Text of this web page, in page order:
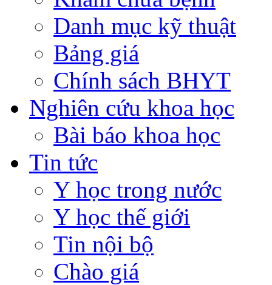
Danh mục kỹ thuật
Bảng giá
Chính sách BHYT
Nghiên cứu khoa học
Bài báo khoa học
Tin tức
Y học trong nước
Y học thế giới
Tin nội bộ
Chào giá